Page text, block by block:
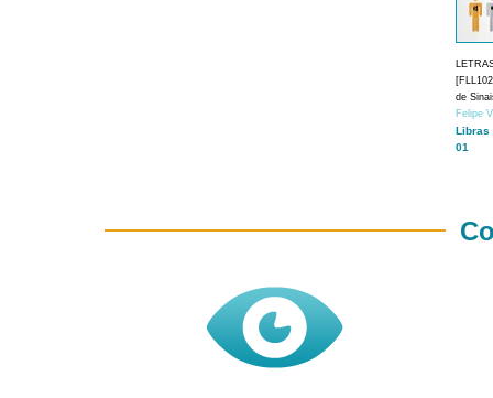
de
Felipe
Libras
01